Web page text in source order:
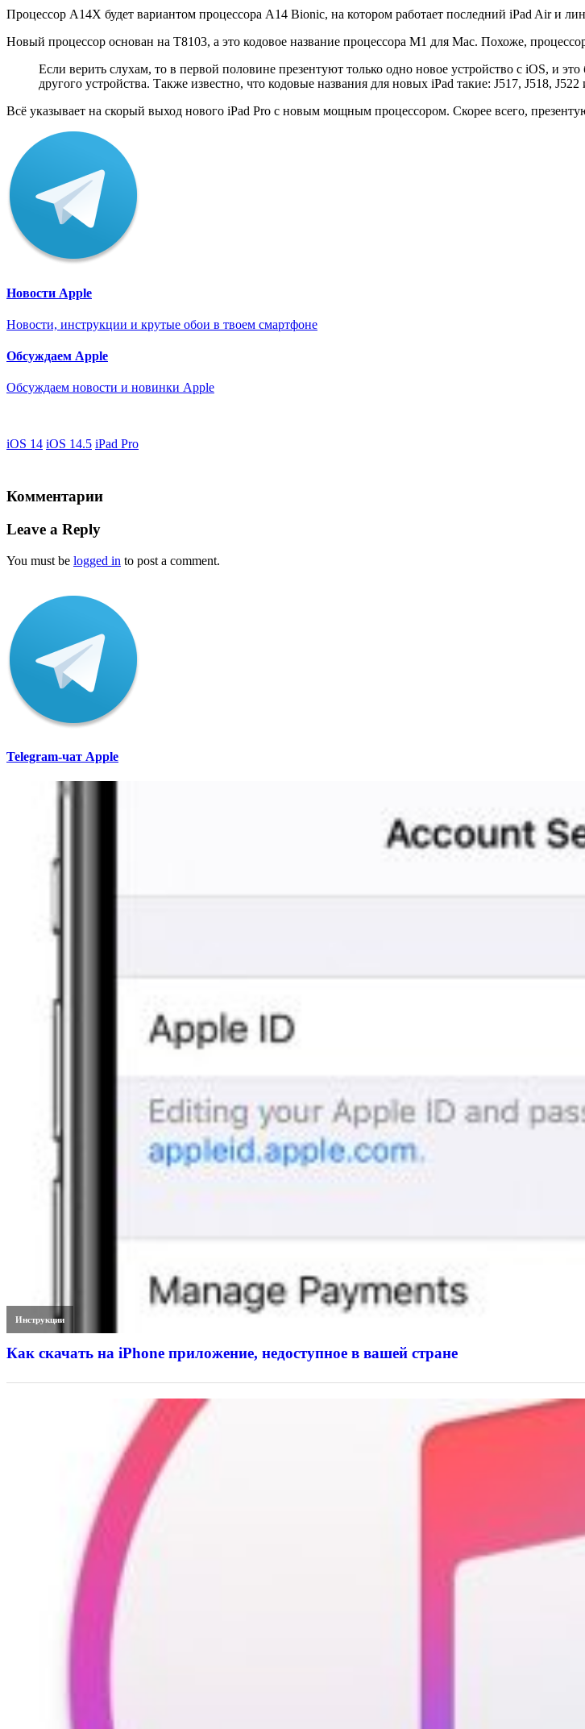
Процессор A14X будет вариантом процессора A14 Bionic, на котором работает последний iPad Air и
Новый процессор основан на T8103, а это кодовое название процессора M1 для Mac. Похоже,
Если верить слухам, то в первой половине презентуют только одно новое устройство с iOS, и
другого устройства. Также известно, что кодовые названия для новых iPad такие: J517, J518, J522
Всё указывает на скорый выход нового iPad Pro с новым мощным процессором. Скорее всего,
Новости Apple
Новости, инструкции и крутые обои в твоем смартфоне
Обсуждаем Apple
Обсуждаем новости и новинки Apple
iOS 14 iOS 14.5 iPad Pro
Комментарии
Leave a Reply
You must be logged in to post a comment.
Telegram-чат Apple
Инструкции
Как скачать на iPhone приложение, недоступное в вашей стране